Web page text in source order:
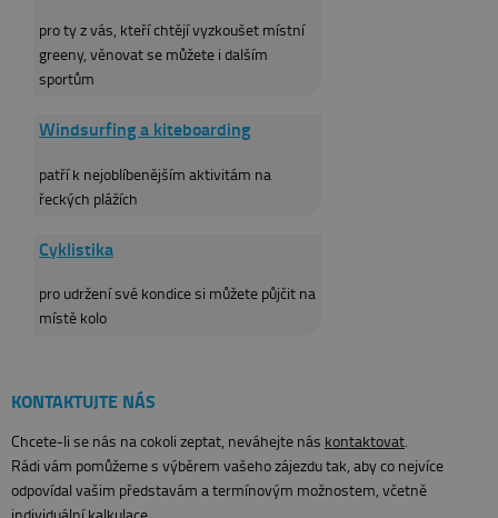
pro ty z vás, kteří chtějí vyzkoušet místní
greeny, věnovat se můžete i dalším
sportům
Windsurfing a kiteboarding
patří k nejoblíbenějším aktivitám na
řeckých plážích
Cyklistika
pro udržení své kondice si můžete půjčit na
místě kolo
KONTAKTUJTE NÁS
Chcete-li se nás na cokoli zeptat, neváhejte nás kontaktovat
Rádi vám pomůžeme s výběrem vašeho zájezdu tak, aby co nejvíce
odpovídal vašim představám a termínovým možnostem, včetně
individuální kalkulace.